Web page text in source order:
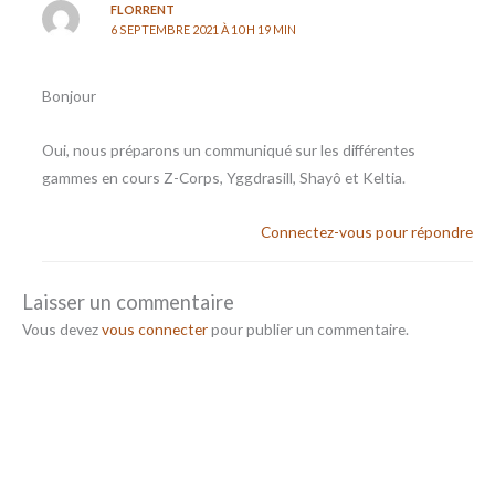
FLORRENT
6 SEPTEMBRE 2021 À 10 H 19 MIN
Bonjour
Oui, nous préparons un communiqué sur les différentes
gammes en cours Z-Corps, Yggdrasill, Shayô et Keltia.
Connectez-vous pour répondre
Laisser un commentaire
Vous devezvous connecterpour publier un commentaire.